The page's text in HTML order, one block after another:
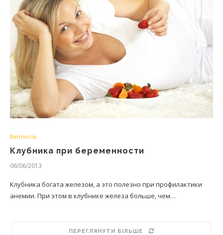
Вагітність
Клубника при беременности
06/06/2013
Клубника богата железом, а это полезно при профилактики
анемии. При этом в клубнике железа больше, чем…
ПЕРЕГЛЯНУТИ БІЛЬШЕ